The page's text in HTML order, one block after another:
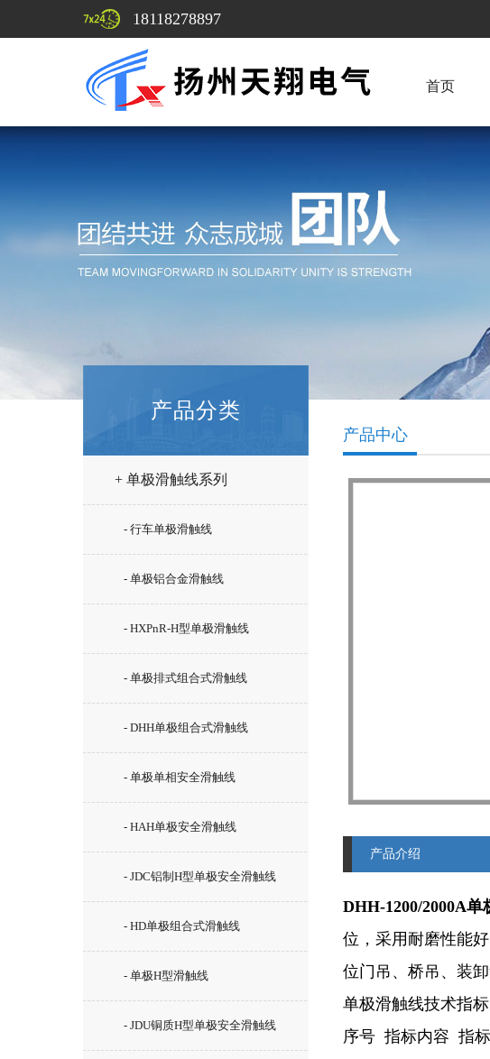
18118278897
首页
产品分类
+ 单极滑触线系列
- 行车单极滑触线
- 单极铝合金滑触线
- HXPnR-H型单极滑触线
- 单极排式组合式滑触线
- DHH单极组合式滑触线
- 单极单相安全滑触线
- HAH单极安全滑触线
- JDC铝制H型单极安全滑触线
- HD单极组合式滑触线
- 单极H型滑触线
- JDU铜质H型单极安全滑触线
产品中心
产品介绍
DHH-1200/2000A
位，采用耐磨性能
位门吊、桥吊、装
单极滑触线技术指标
序号 指标内容 指